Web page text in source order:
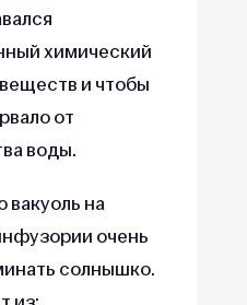
химический
и чтобы
от
воды.
вакуоль на
очень
солнышко.